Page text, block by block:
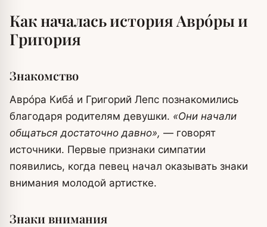
Как началась история Аврóры и
Григория
Знакомство
Аврóра Кибá и Григорий Лепс познакомились
благодаря родителям девушки. «Они начали
общаться достаточно давно», — говорят
источники. Первые признаки симпатии
появились, когда певец начал оказывать знаки
внимания молодой артистке.
Знаки внимания